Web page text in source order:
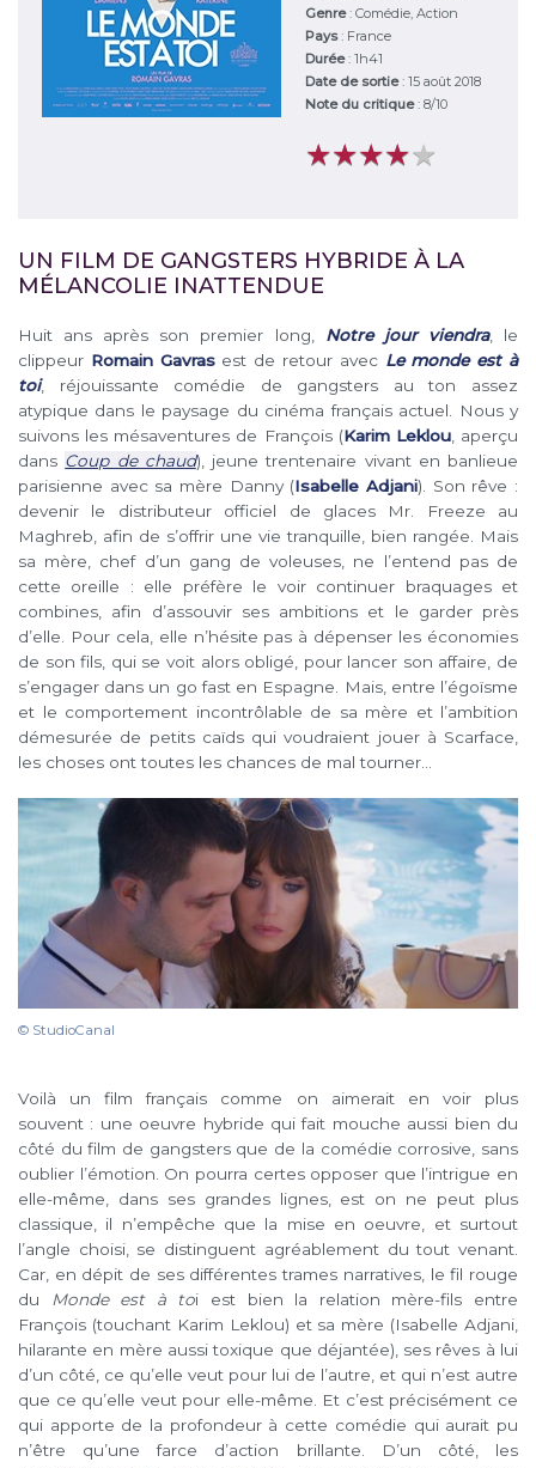
Genre: Comédie, Action
Pays: France
Durée: 1h41
Date de sortie: 15 août 2018
Note du critique: 8/10
★★★★★
★★★★★
UN FILM DE GANGSTERS HYBRIDE À LA
MÉLANCOLIE INATTENDUE
Huit ans après son premier long, Notre jour viendra, le
clippeur Romain Gavrasest de retour avec Le monde est à
toi, réjouissante comédie de gangsters au ton assez
atypique dans le paysage du cinéma français actuel. Nous y
suivons les mésaventures de François (Karim Leklou, aperçu
dans Coup de chaud), jeune trentenaire vivant en banlieue
parisienne avec sa mère Danny (Isabelle Adjani). Son rêve :
devenir le distributeur officiel de glaces Mr. Freeze au
Maghreb, afin de s’offrir une vie tranquille, bien rangée. Mais
sa mère, chef d’un gang de voleuses, ne l’entend pas de
cette oreille : elle préfère le voir continuer braquages et
combines, afin d’assouvir ses ambitions et le garder près
d’elle. Pour cela, elle n’hésite pas à dépenser les économies
de son fils, qui se voit alors obligé, pour lancer son affaire, de
s’engager dans un go fast en Espagne. Mais, entre l’égoïsme
et le comportement incontrôlable de sa mère et l’ambition
démesurée de petits caïds qui voudraient jouer à Scarface,
les choses ont toutes les chances de mal tourner…
© StudioCanal
Voilà un film français comme on aimerait en voir plus
souvent : une oeuvre hybride qui fait mouche aussi bien du
côté du film de gangsters que de la comédie corrosive, sans
oublier l’émotion. On pourra certes opposer que l’intrigue en
elle-même, dans ses grandes lignes, est on ne peut plus
classique, il n’empêche que la mise en oeuvre, et surtout
l’angle choisi, se distinguent agréablement du tout venant.
Car, en dépit de ses différentes trames narratives, le fil rouge
du
Monde est à toi est bien la relation mère-fils entre
François (touchant Karim Leklou) et sa mère (Isabelle Adjani,
hilarante en mère aussi toxique que déjantée), ses rêves à lui
d’un côté, ce qu’elle veut pour lui de l’autre, et qui n’est autre
que ce qu’elle veut pour elle-même. Et c’est précisément ce
qui apporte de la profondeur à cette comédie qui aurait pu
n’être qu’une farce d’action brillante. D’un côté, les